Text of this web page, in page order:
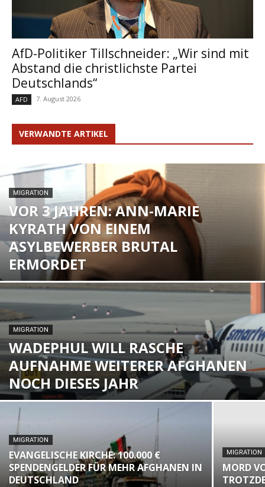
AfD-Politiker Tillschneider: „Wir sind mit
Abstand die christlichste Partei
Deutschlands“
AFD 7. August 2026
VERWANDTE ARTIKEL
MIGRATION
VOR 3 JAHREN: ANN-MARIE
KYRATH VON EINEM
ASYLBEWERBER BRUTAL
ERMORDET
MIGRATION
WADEPHUL WILL RASCHE
AUFNAHME WEITERER AFGHANEN
NOCH DIESES JAHR
MIGRATION
EVANGELISCHE KIRCHE: 100.000 €
SPENDENGELDER FÜR MEHR AFGHANEN IN
DEUTSCHLAND
MIGRATION
MORD